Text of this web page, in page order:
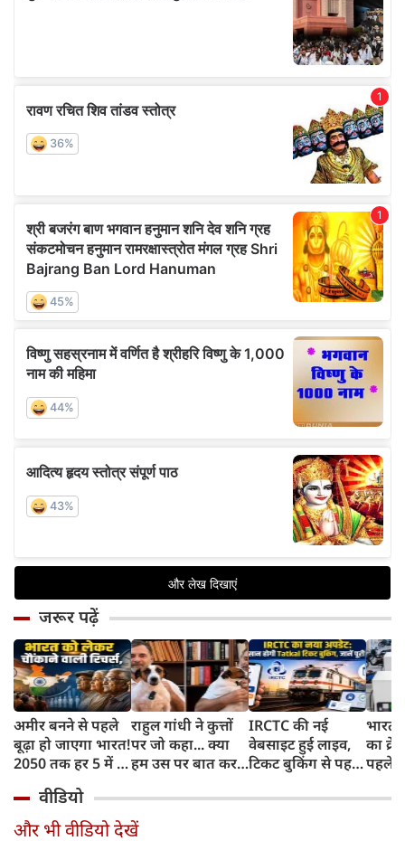
जरूर पढ़ें
अमीर बनने से पहले
बूढ़ा हो जाएगा भारत!
2050 तक हर 5 में 1
साल से ज्यादा उम्र का
राहुल गांधी ने कुत्तों
पर जो कहा... क्या
हम उस पर बात कर
IRCTC की नई
वेबसाइट हुई लाइव,
टिकट बुकिंग से पहले
काम, जानें पूरा
भारत
का
पहले
और
वीडियो
और भी वीडियो देखें